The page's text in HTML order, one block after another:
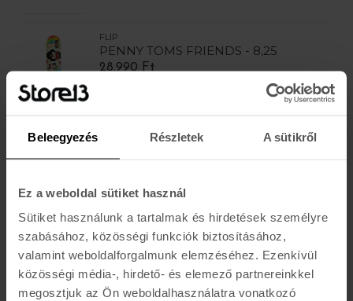
Beleegyezés Részletek A sütikről
Ez a weboldal sütiket használ
Sütiket használunk a tartalmak és hirdetések személyre
szabásához, közösségi funkciók biztosításához,
valamint weboldalforgalmunk elemzéséhez. Ezenkívül
közösségi média-, hirdető- és elemező partnereinkkel
megosztjuk az Ön weboldalhasználatra vonatkozó
FLIP
PENNY TOMS FRIENDS - 8,25
28.990 Ft
HKD - ABEC 5
6.990 Ft
HKD BEARINGS - Abec5
8.190 Ft